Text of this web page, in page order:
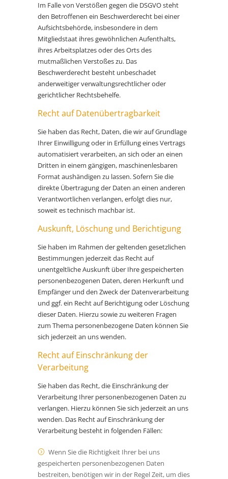
Im Falle von Verstößen gegen die DSGVO steht
den Betroffenen ein Beschwerderecht bei einer
Aufsichtsbehörde, insbesondere in dem
Mitgliedstaat ihres gewöhnlichen Aufenthalts,
ihres Arbeitsplatzes oder des Orts des
mutmaßlichen Verstoßes zu. Das
Beschwerderecht besteht unbeschadet
anderweitiger verwaltungsrechtlicher oder
gerichtlicher Rechtsbehelfe.
Recht auf Daten­übertrag­barkeit
Sie haben das Recht, Daten, die wir auf Grundlage
Ihrer Einwilligung oder in Erfüllung eines Vertrags
automatisiert verarbeiten, an sich oder an einen
Dritten in einem gängigen, maschinenlesbaren
Format aushändigen zu lassen. Sofern Sie die
direkte Übertragung der Daten an einen anderen
Verantwortlichen verlangen, erfolgt dies nur,
soweit es technisch machbar ist.
Auskunft, Löschung und Berichtigung
Sie haben im Rahmen der geltenden gesetzlichen
Bestimmungen jederzeit das Recht auf
unentgeltliche Auskunft über Ihre gespeicherten
personenbezogenen Daten, deren Herkunft und
Empfänger und den Zweck der Datenverarbeitung
und ggf. ein Recht auf Berichtigung oder Löschung
dieser Daten. Hierzu sowie zu weiteren Fragen
zum Thema personenbezogene Daten können Sie
sich jederzeit an uns wenden.
Recht auf Einschränkung der
Verarbeitung
Sie haben das Recht, die Einschränkung der
Verarbeitung Ihrer personenbezogenen Daten zu
verlangen. Hierzu können Sie sich jederzeit an uns
wenden. Das Recht auf Einschränkung der
Verarbeitung besteht in folgenden Fällen:
Wenn Sie die Richtigkeit Ihrer bei uns
gespeicherten personenbezogenen Daten
bestreiten, benötigen wir in der Regel Zeit, um dies